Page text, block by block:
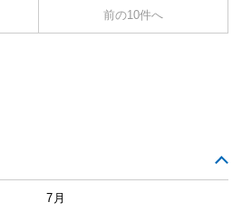
前の10件へ
7月